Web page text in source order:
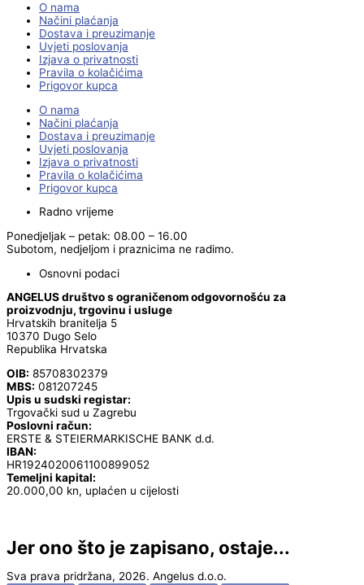
O nama
Načini plaćanja
Dostava i preuzimanje
Uvjeti poslovanja
Izjava o privatnosti
Pravila o kolačićima
Prigovor kupca
O nama
Načini plaćanja
Dostava i preuzimanje
Uvjeti poslovanja
Izjava o privatnosti
Pravila o kolačićima
Prigovor kupca
Radno vrijeme
Ponedjeljak – petak: 08.00 – 16.00
Subotom, nedjeljom i praznicima ne radimo.
Osnovni podaci
ANGELUS društvo s ograničenom odgovornošću za
proizvodnju, trgovinu i usluge
Hrvatskih branitelja 5
10370 Dugo Selo
Republika Hrvatska
OIB: 85708302379
MBS: 081207245
Upis u sudski registar:
Trgovački sud u Zagrebu
Poslovni račun:
ERSTE & STEIERMARKISCHE BANK d.d.
IBAN:
HR1924020061100899052
Temeljni kapital:
20.000,00 kn, uplaćen u cijelosti
Jer ono što je zapisano, ostaje...
Sva prava pridržana, 2026. Angelus d.o.o.